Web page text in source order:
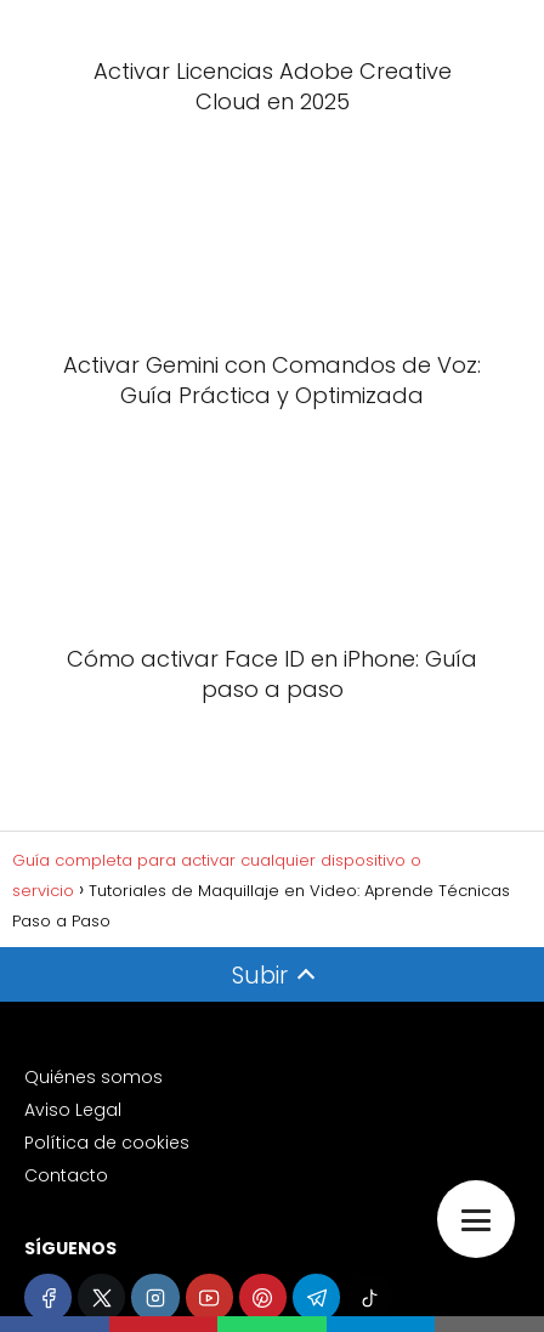
Activar Licencias Adobe Creative
Cloud en 2025
Activar Gemini con Comandos de Voz:
Guía Práctica y Optimizada
Cómo activar Face ID en iPhone: Guía
paso a paso
Guía completa para activar cualquier dispositivo o
servicio
Tutoriales de Maquillaje en Video: Aprende Técnicas
Paso a Paso
Subir
Quiénes somos
Aviso Legal
Política de cookies
Contacto
SÍGUENOS